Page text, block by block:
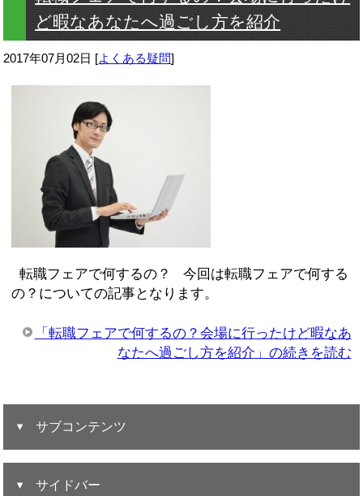
ど暇なあなたへ過ごし方を紹介
2017年07月02日 [よくある疑問]
転職フェアで何するの？ 今回は転職フェアで何する
の？についての記事となります。
「転職フェアで何するの？会場に行ったけど暇なあ
なたへ過ごし方を紹介」の続きを読む
サブコンテンツ
サイドバー